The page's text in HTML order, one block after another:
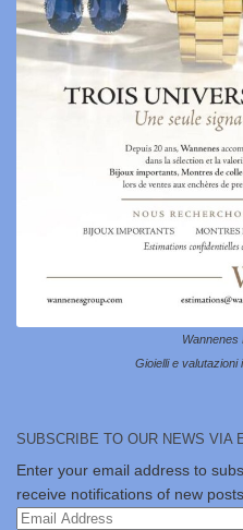
Wannenes
Gioielli e valutazioni
SUBSCRIBE TO OUR NEWS VIA
Enter your email address to
receive notifications of new
Email